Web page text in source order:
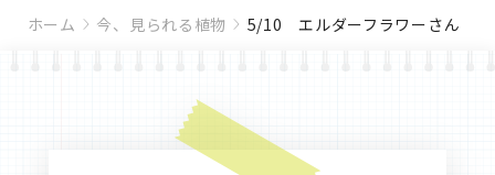
ホーム 今、見られる植物 5/10 エルダーフラワーさん